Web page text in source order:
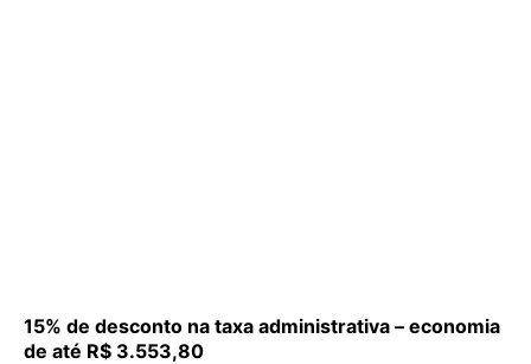
15% de desconto na taxa administrativa – economia
de até R$ 3.553,80